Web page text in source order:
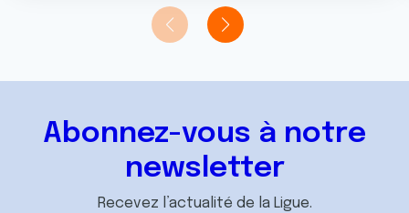
publicité et d'analyse, qui peuvent combiner celles-ci
avec d'autres informations que vous leur avez fournies
services.
Abonnez-vous à notre
newsletter
Recevez l’actualité de la Ligue.